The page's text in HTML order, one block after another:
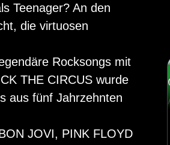
Teenager? An den
die virtuosen
Rocksongs mit
THE CIRCUS wurde
aus fünf Jahrzehnten
JOVI, PINK FLOYD